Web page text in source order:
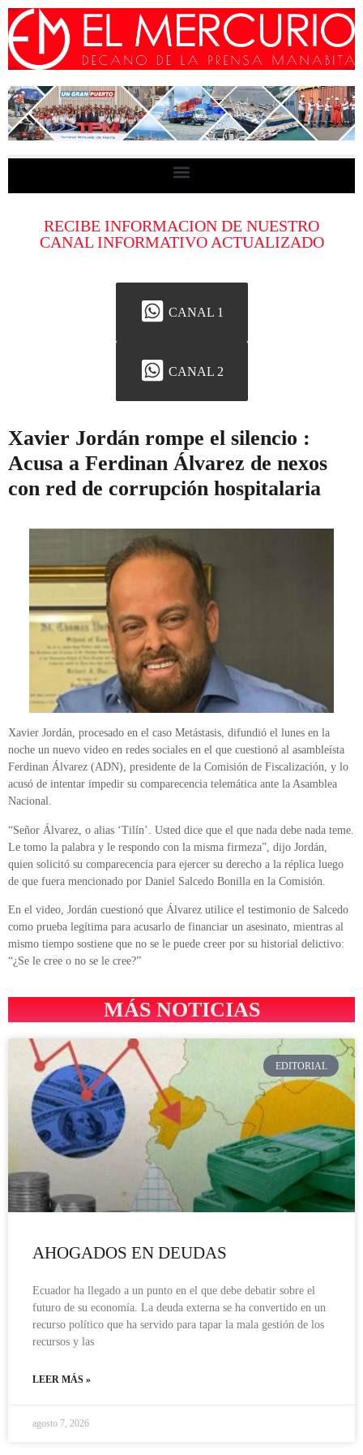
RECIBE INFORMACION DE NUESTRO
CANAL INFORMATIVO ACTUALIZADO
CANAL 1
CANAL 2
Xavier Jordán rompe el silencio :
Acusa a Ferdinan Álvarez de nexos
con red de corrupción hospitalaria
Xavier Jordán, procesado en el caso Metástasis, difundió el lunes en la
noche un nuevo video en redes sociales en el que cuestionó al asambleísta
Ferdinan Álvarez (ADN), presidente de la Comisión de Fiscalización, y lo
acusó de intentar impedir su comparecencia telemática ante la Asamblea
Nacional.
“Señor Álvarez, o alias ‘Tilín’. Usted dice que el que nada debe nada teme.
Le tomo la palabra y le respondo con la misma firmeza”, dijo Jordán,
quien solicitó su comparecencia para ejercer su derecho a la réplica luego
de que fuera mencionado por Daniel Salcedo Bonilla en la Comisión.
En el video, Jordán cuestionó que Álvarez utilice el testimonio de Salcedo
como prueba legítima para acusarlo de financiar un asesinato, mientras al
mismo tiempo sostiene que no se le puede creer por su historial delictivo:
“¿Se le cree o no se le cree?”
MÁS NOTICIAS
EDITORIAL
AHOGADOS EN DEUDAS
Ecuador ha llegado a un punto en el que debe debatir sobre el
futuro de su economía. La deuda externa se ha convertido en un
recurso político que ha servido para tapar la mala gestión de los
recursos y las
LEER MÁS »
agosto 7, 2026